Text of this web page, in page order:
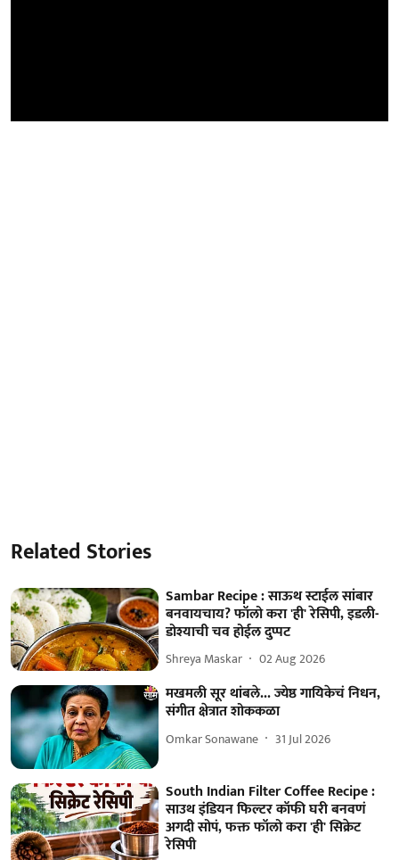
Related Stories
Sambar Recipe : साऊथ स्टाईल सांबार
बनवायचाय? फॉलो करा 'ही' रेसिपी, इडली-
डोश्याची चव होईल दुप्पट
Shreya Maskar 02 Aug 2026
मखमली सूर थांबले... ज्येष्ठ गायिकेचं निधन,
संगीत क्षेत्रात शोककळा
Omkar Sonawane 31 Jul 2026
South Indian Filter Coffee Recipe :
साउथ इंडियन फिल्टर कॉफी घरी बनवणं
अगदी सोपं, फक्त फॉलो करा 'ही' सिक्रेट
रेसिपी